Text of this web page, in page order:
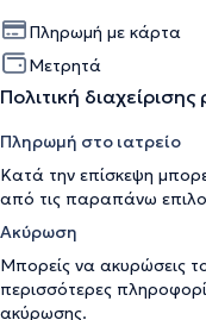
Πληρωμή με κάρτα
Μετρητά
Πολιτική
Πληρωμή στο ιατρείο
Κατά την επίσκεψη
από τις παραπάνω
Ακύρωση
Μπορείς να ακυρώσεις
περισσότερες
ακύρωσης.